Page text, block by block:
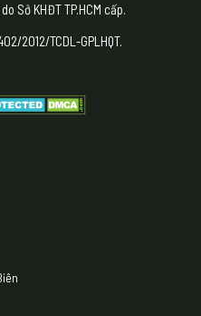
Sở KHĐT TP.HCM cấp.
2012/TCDL-GPLHQT.